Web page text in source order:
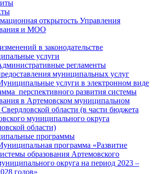
открытость Управления
и МОО
в законодательстве
услуги
регламенты
муниципальных услуг
услуги в электронном виде
перспективного развития системы
в Артемовском муниципальном
Свердловской области (в части бюджета
муниципального округа
области)
программы
программа «Развитие
образования Артемовского
округа на период 2023 –
годов»